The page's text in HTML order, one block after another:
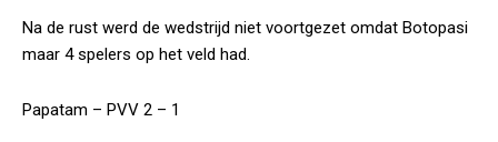
Na de rust werd de wedstrijd niet voortgezet omdat Botopasi
maar 4 spelers op het veld had.
Papatam – PVV 2 – 1